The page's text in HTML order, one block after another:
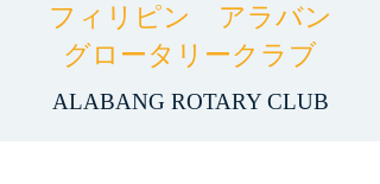
フィリピン アラバン
グロータリークラブ
ALABANG ROTARY CLUB